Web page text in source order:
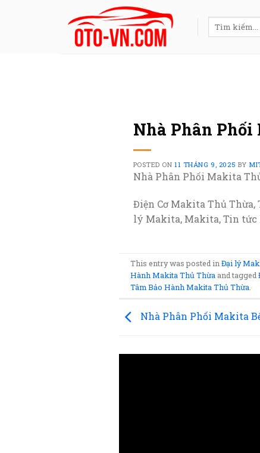
Tìm
kiếm:
Nhà Phân
POSTED ON11 THÁNG 9, 2025 BY
Nhà Phân Phối Makita
Điện Cơ Makita Thủ
lý Makita, Makita, Tin
This entry was posted in Đại lý
Hành Makita Thủ Thừa and tagged
Tâm Bảo Hành Makita Thủ Thừa
Nhà Phân Phối Makita